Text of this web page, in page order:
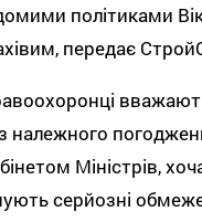
політиками
передає
належного
Міністрів,
серйозні